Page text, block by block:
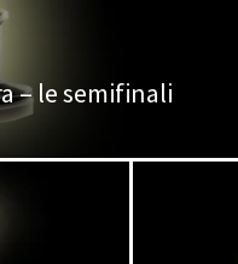
– le semifinali